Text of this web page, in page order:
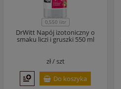
0,550 litr
DrWitt Napój izotoniczny o
smaku liczi i gruszki 550 ml
zł /szt
Do koszyka